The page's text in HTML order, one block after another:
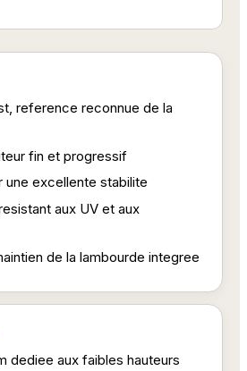
reference reconnue de la
fin et progressif
une excellente stabilite
aux UV et aux
de la lambourde integree
dediee aux faibles hauteurs